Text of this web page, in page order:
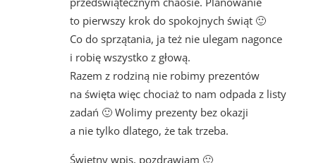
to pierwszy krok do spokojnych świąt 🙂
Co do sprzątania, ja też nie ulegam nagonce
i robię wszystko z głową.
Razem z rodziną nie robimy prezentów
na święta więc chociaż to nam odpada z listy
zadań 🙂 Wolimy prezenty bez okazji
a nie tylko dlatego, że tak trzeba.
Świetny wpis, pozdrawiam 🙂